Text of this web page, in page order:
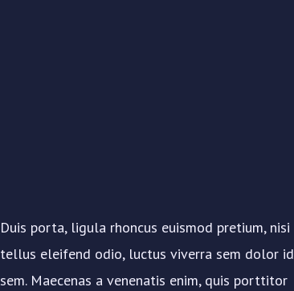
Duis porta, ligula rhoncus euismod pretium, nisi
tellus eleifend odio, luctus viverra sem dolor id
sem. Maecenas a venenatis enim, quis porttitor